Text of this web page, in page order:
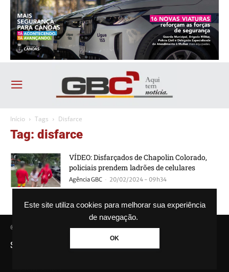
Este site utiliza cookies para melhorar sua experiência
de navegação.
OK
Início Tags Disfarce
Tag: disfarce
VÍDEO: Disfarçados de Chapolin Colorado,
policiais prendem ladrões de celulares
Agência GBC - 20/02/2024 - 09h34
© Agência GBC. Aqui tem notícia. Todos os direitos reservados.
SAIBA MAIS SOBRE A AGÊNCIA GBC